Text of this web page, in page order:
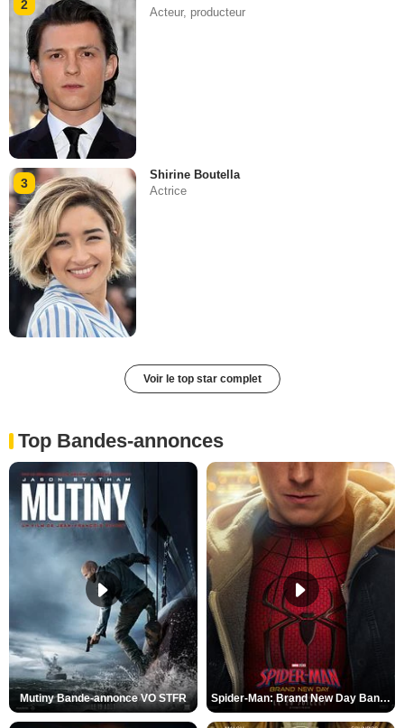
2
Acteur, producteur
3
Shirine Boutella
Actrice
Voir le top star complet
Top Bandes-annonces
Mutiny Bande-annonce VO STFR Spider-Man: Brand New Day Bande-annonce VO STFR